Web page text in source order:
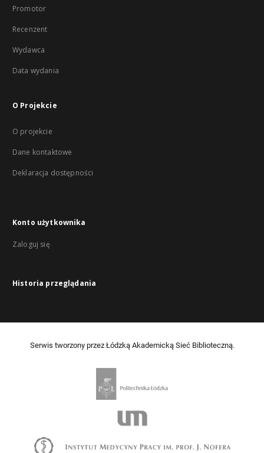
Promotor
Recenzent
Wydawca
Data wydania
O Projekcie
O projekcie
Dane kontaktowe
Deklaracja dostępności
Konto użytkownika
Zaloguj się
Historia przeglądania
Serwis tworzony przez Łódzką Akademicką Sieć Biblioteczną.